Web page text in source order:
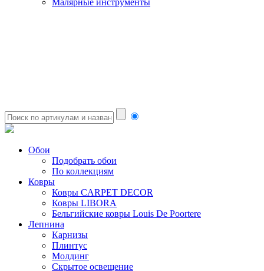
Малярные инструменты
Обои
Подобрать обои
По коллекциям
Ковры
Ковры CARPET DECOR
Ковры LIBORA
Бельгийские ковры Louis De Poortere
Лепнина
Карнизы
Плинтус
Молдинг
Скрытое освещение